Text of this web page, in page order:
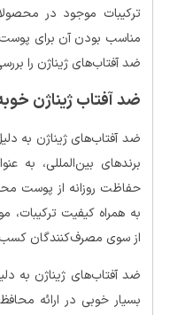
ترکیبات موجود در
مناسب بودن آن برای
ضد آفتاب‌های ژیناژن را
ضد آفتاب ژیناژن
ضد آفتاب‌های ژیناژن به
برندهای بین‌المللی، به
حفاظت روزانه از پوست
به همراه کیفیت
از سوی مصرف‌کنندگان
ضد آفتاب‌های ژیناژن به